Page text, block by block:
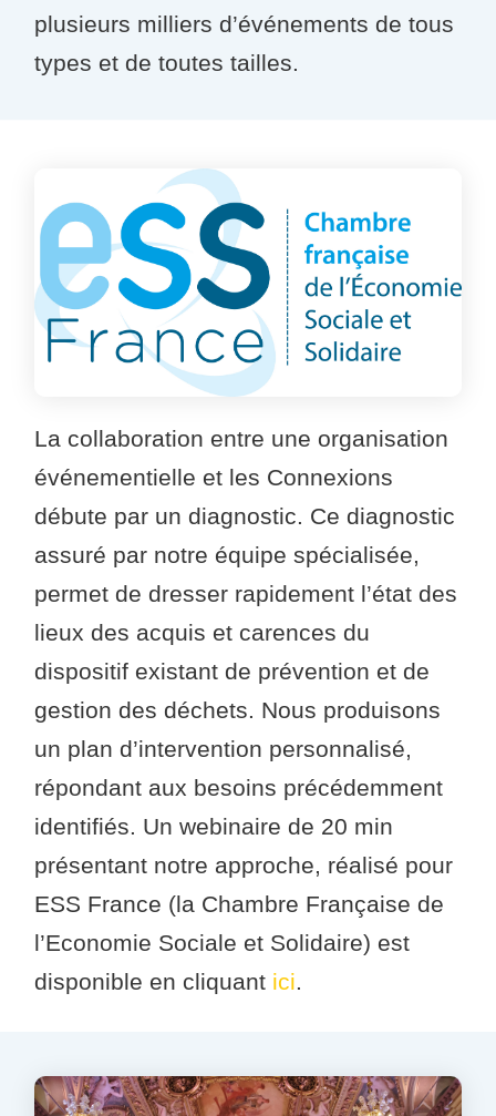
plusieurs milliers d’événements de tous
types et de toutes tailles.
La collaboration entre une organisation
événementielle et les Connexions
débute par un diagnostic. Ce diagnostic
assuré par notre équipe spécialisée,
permet de dresser rapidement l’état des
lieux des acquis et carences du
dispositif existant de prévention et de
gestion des déchets. Nous produisons
un plan d’intervention personnalisé,
répondant aux besoins précédemment
identifiés. Un webinaire de 20 min
présentant notre approche, réalisé pour
ESS France (la Chambre Française de
l’Economie Sociale et Solidaire) est
disponible en cliquant ici.